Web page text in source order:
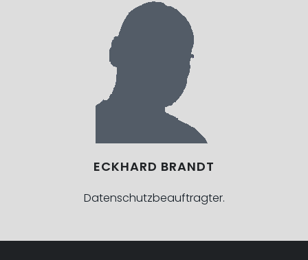
ECKHARD BRANDT
Datenschutzbeauftragter.